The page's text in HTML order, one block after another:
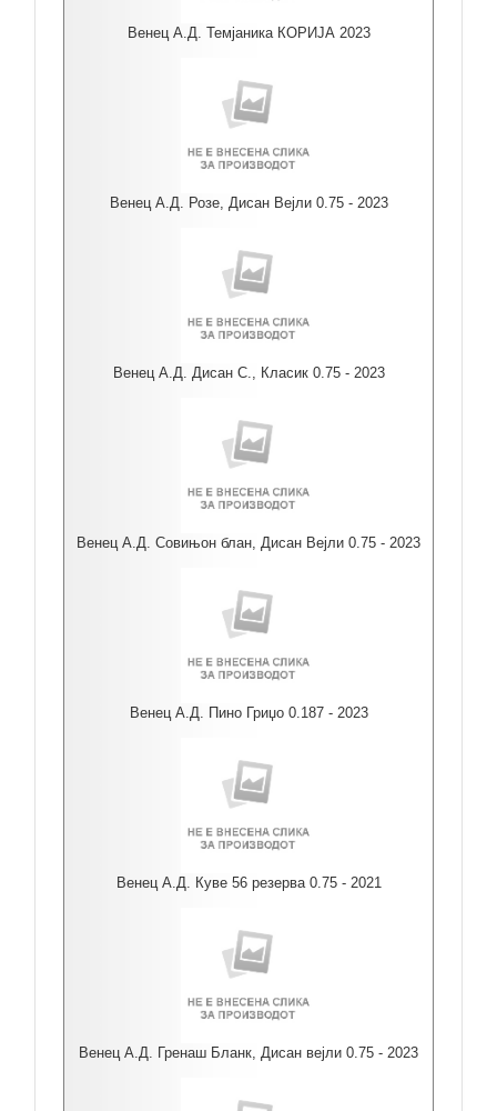
Венец А.Д. Темјаника КОРИЈА 2023
Венец А.Д. Розе, Дисан Вејли 0.75 - 2023
Венец А.Д. Дисан С., Класик 0.75 - 2023
Венец А.Д. Совињон блан, Дисан Вејли 0.75 - 2023
Венец А.Д. Пино Гриџо 0.187 - 2023
Венец А.Д. Куве 56 резерва 0.75 - 2021
Венец А.Д. Гренаш Бланк, Дисан вејли 0.75 - 2023